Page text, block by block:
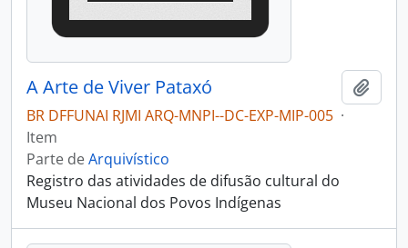
A Arte de Viver Pataxó
BR DFFUNAI RJMI ARQ-MNPI--DC-EXP-MIP-005 ·
Item
Parte deArquivístico
Registro das atividades de difusão cultural do
Museu Nacional dos Povos Indígenas